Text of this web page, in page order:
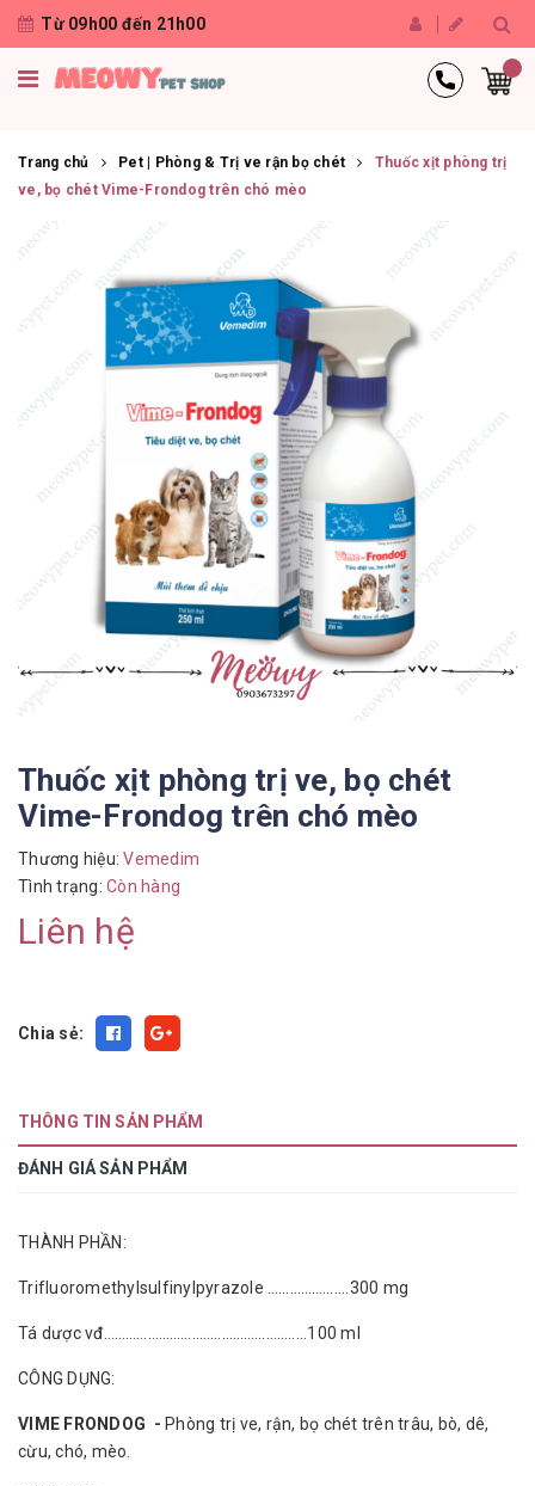
Từ 09h00 đến 21h00
Trang chủ Pet | Phòng & Trị ve rận bọ chét
Thuốc xịt phòng trị
ve, bọ chét Vime-Frondog trên chó mèo
Thuốc xịt phòng trị ve, bọ chét
Vime-Frondog trên chó mèo
Thương hiệu: Vemedim
Tình trạng: Còn hàng
Liên hệ
Chia sẻ:
THÔNG TIN SẢN PHẨM
ĐÁNH GIÁ SẢN PHẨM
THÀNH PHẦN:
Trifluoromethylsulfinylpyrazole ………………....300 mg
Tá dược vđ……………………..…………………….....100 ml
CÔNG DỤNG:
VIME FRONDOG - Phòng trị ve, rận, bọ chét trên trâu, bò, dê,
cừu, chó, mèo.